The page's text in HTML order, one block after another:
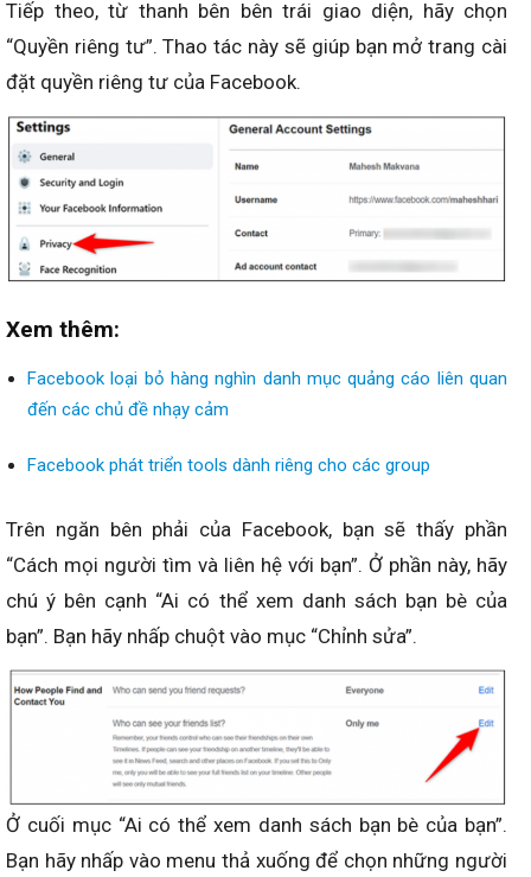
Tiếp theo, từ thanh bên bên trái giao diện, hãy chọn
“Quyền riêng tư”. Thao tác này sẽ giúp bạn mở trang cài
đặt quyền riêng tư của Facebook.
Xem thêm:
Facebook loại bỏ hàng nghìn danh mục quảng cáo liên quan
đến các chủ đề nhạy cảm
Facebook phát triển tools dành riêng cho các group
Trên ngăn bên phải của Facebook, bạn sẽ thấy phần
“Cách mọi người tìm và liên hệ với bạn”. Ở phần này, hãy
chú ý bên cạnh “Ai có thể xem danh sách bạn bè của
bạn”. Bạn hãy nhấp chuột vào mục “Chỉnh sửa”.
Ở cuối mục “Ai có thể xem danh sách bạn bè của bạn”.
Bạn hãy nhấp vào menu thả xuống để chọn những người